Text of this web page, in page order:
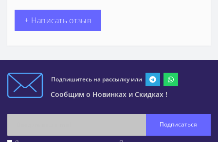
+ Написать отзыв
Подпишитесь на рассылку или
Сообщим о Новинках и Скидках !
Подписаться